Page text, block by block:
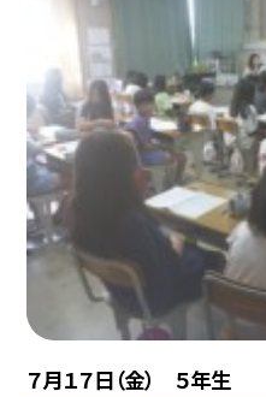
７月１７日（金） ５年生